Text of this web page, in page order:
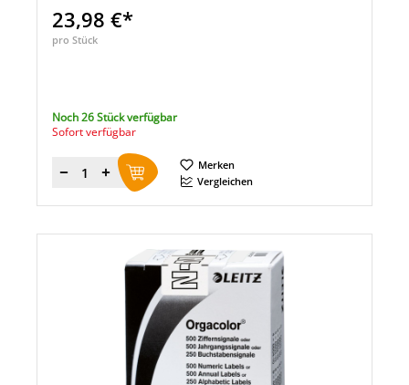
23,98 €*
pro Stück
Noch 26 Stück verfügbar
Sofort verfügbar
Menge
Merken
Vergleichen